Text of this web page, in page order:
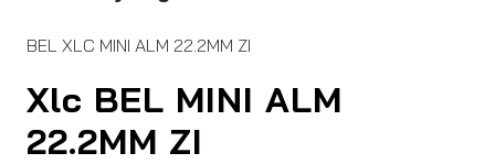
BEL XLC MINI ALM 22.2MM ZI
Xlc BEL MINI ALM
22.2MM ZI